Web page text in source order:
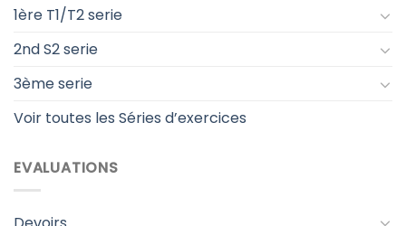
1ère T1/T2 serie
2nd S2 serie
3ème serie
Voir toutes les Séries d’exercices
EVALUATIONS